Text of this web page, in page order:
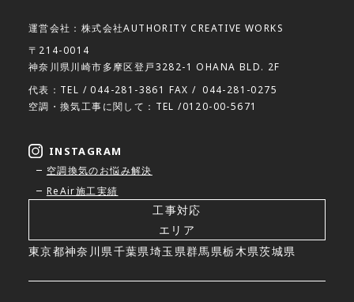
運営会社：株式会社AUTHORITY CREATIVE WORKS
〒214-0014
神奈川県川崎市多摩区登戸3282-1 OHANA BLD. 2F
代表：TEL / 044-281-3861 FAX / 044-281-0275
空調・換気工事に関して：TEL /0120-00-5671
INSTAGRAM
空調換気のお悩み解決
ReAir施工実績
工事対応
エリア
東京都神奈川県千葉県埼玉県群馬県栃木県茨城県